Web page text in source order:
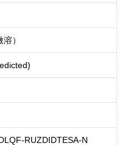
）
RUZDIDTESA-N